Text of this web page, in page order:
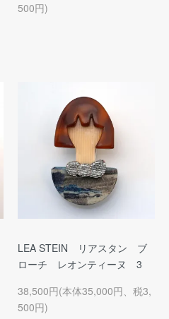
500円)
LEA STEIN リアスタン ブ
ローチ レオンティーヌ 3
38,500円(本体35,000円、税3,
500円)